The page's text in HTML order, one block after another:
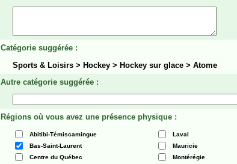
Catégorie suggérée :
Sports & Loisirs > Hockey > Hockey sur glace > Atome
Autre catégorie suggérée :
Régions où vous avez une présence physique :
Abitibi-Témiscamingue
Laval
Bas-Saint-Laurent
Mauricie
Centre du Québec
Montérégie